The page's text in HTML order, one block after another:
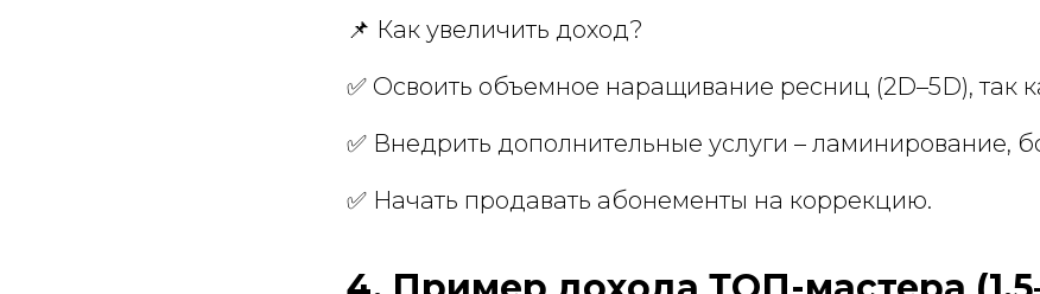
📌 Как увеличить доход?
✅ Освоить объемное наращивание ресниц (2D–5D), так
✅ Внедрить дополнительные услуги – ламинирование,
✅ Начать продавать абонементы на коррекцию.